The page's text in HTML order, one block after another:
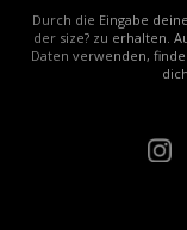
Durch die Eingabe
der size? zu erhalten.
Daten verwenden,